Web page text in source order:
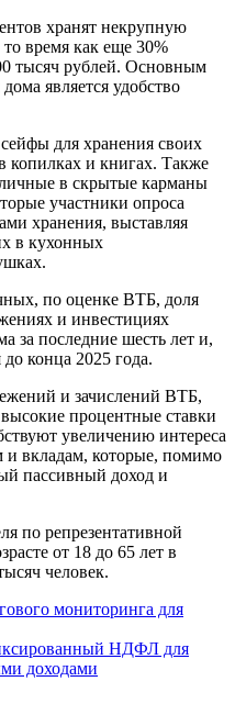
хранят некрупную
время как еще 30%
тысяч рублей. Основным
является удобство
для хранения своих
копилках и книгах. Также
в скрытые карманы
участники опроса
хранения, выставляя
в кухонных
по оценке ВТБ, доля
и инвестициях
за последние шесть лет и,
конца 2025 года.
и зачислений ВТБ,
процентные ставки
увеличению интереса
и вкладам, которые, помимо
пассивный доход и
по репрезентативной
от 18 до 65 лет в
человек.
мониторинга для
НДФЛ для
доходами